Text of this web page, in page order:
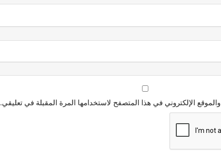
الإلكتروني في هذا المتصفح لاستخدامها المرة المقبلة في تعليقي.